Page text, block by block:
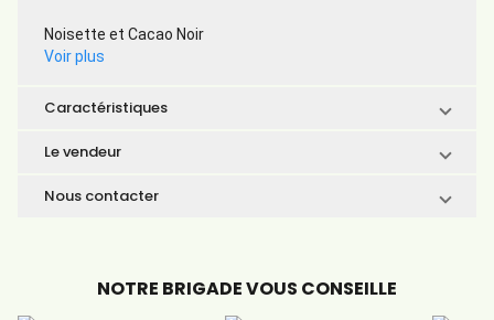
Noisette et Cacao Noir
Voir plus
Caractéristiques
Le vendeur
Nous contacter
NOTRE BRIGADE VOUS CONSEILLE